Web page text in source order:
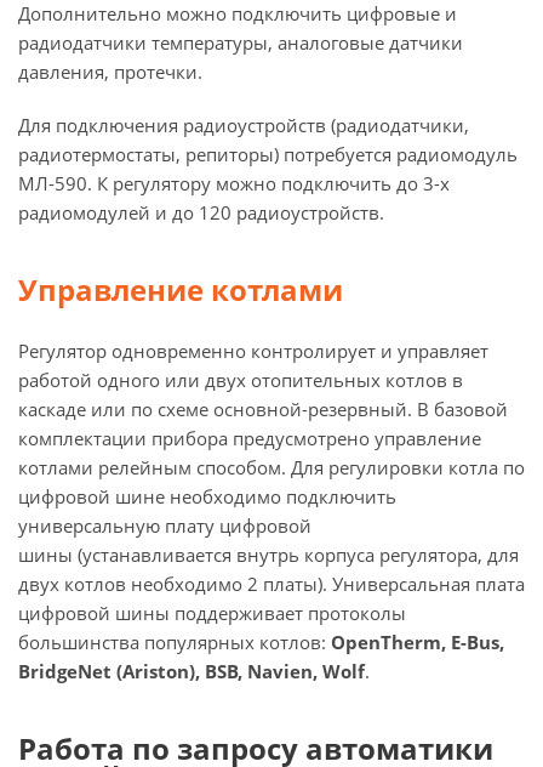
Дополнительно можно подключить цифровые и
радиодатчики температуры, аналоговые датчики
давления, протечки.
Для подключения радиоустройств (радиодатчики,
радиотермостаты, репиторы) потребуется радиомодуль
МЛ-590. К регулятору можно подключить до 3-х
радиомодулей и до 120 радиоустройств.
Управление котлами
Регулятор одновременно контролирует и управляет
работой одного или двух отопительных котлов в
каскаде или по схеме основной-резервный. В базовой
комплектации прибора предусмотрено управление
котлами релейным способом. Для регулировки котла по
цифровой шине необходимо подключить
универсальную плату цифровой
шины (устанавливается внутрь корпуса регулятора, для
двух котлов необходимо 2 платы). Универсальная плата
цифровой шины поддерживает протоколы
большинства популярных котлов: OpenTherm, E-Bus,
BridgeNet (Ariston), BSB, Navien, Wolf.
Работа по запросу автоматики